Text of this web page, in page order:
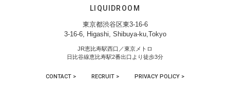
LIQUIDROOM
東京都渋谷区東3-16-6
3-16-6, Higashi, Shibuya-ku,Tokyo
JR恵比寿駅西口／東京メトロ
日比谷線恵比寿駅2番出口より徒歩3分
CONTACT > RECRUIT > PRIVACY POLICY >